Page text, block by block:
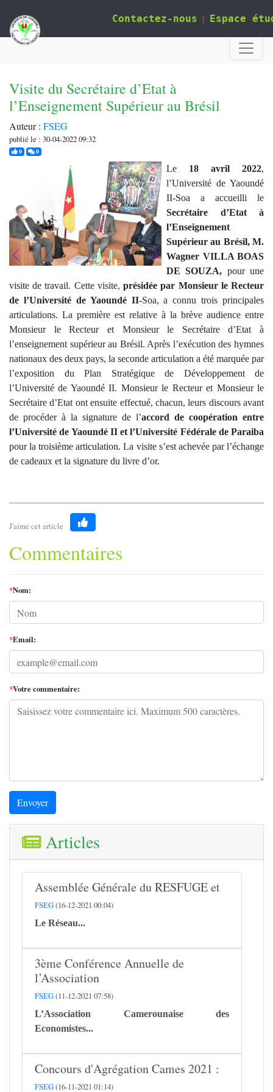
Contactez-nous | Espace
Visite du Secrétaire d’Etat à
l’Enseignement Supérieur au Brésil
Auteur : FSEG
publié le : 30-04-2022 09:32
0j'aime0commentaires
Le 18 avril 2022,
l’Université de Yaoundé
II-Soa a accueilli le
Secrétaire d’Etat à
l’Enseignement
Supérieur au Brésil, M.
Wagner VILLA BOAS
DE SOUZA, pour une
visite de travail. Cette visite,présidée par Monsieur le Recteur
de l’Université de Yaoundé II-Soa, a connu trois principales
articulations. La première est relative à la brève audience entre
Monsieur le Recteur et Monsieur le Secrétaire d’Etat à
l’enseignement supérieur au Brésil. Après l’exécution des hymnes
nationaux des deux pays, la seconde articulation a été marquée par
l’exposition du Plan Stratégique de Développement de
l’Université de Yaoundé II. Monsieur le Recteur et Monsieur le
Secrétaire d’Etat ont ensuite effectué, chacun, leurs discours avant
de procéder à la signature de l’accord de coopération entre
l’Université de Yaoundé II et l’Université Fédérale de Paraiba
pour la troisième articulation. La visite s’est achevée par l’échange
de cadeaux et la signature du livre d’or.
J'aime cet article
Like
Commentaires
*Nom:
*Email:
*Votre commentaire:
Envoyer
Articles
Assemblée Générale du RESFUGE et
FSEG(16-12-2021 00:04)
Le Réseau...
3ème Conférence Annuelle de
l’Association
FSEG(11-12-2021 07:58)
L’Association Camerounaise des
Economistes...
Concours d'Agrégation Cames 2021 :
FSEG(16-11-2021 01:14)